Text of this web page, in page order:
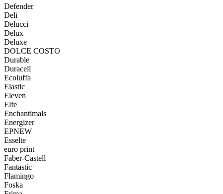
Defender
Deli
Delucci
Delux
Deluxe
DOLCE COSTO
Durable
Duracell
Ecoluffa
Elastic
Eleven
Elfe
Enchantimals
Energizer
EPNEW
Esselte
euro print
Faber-Castell
Fantastic
Flamingo
Foska